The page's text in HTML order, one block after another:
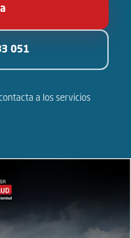
051
a los servicios